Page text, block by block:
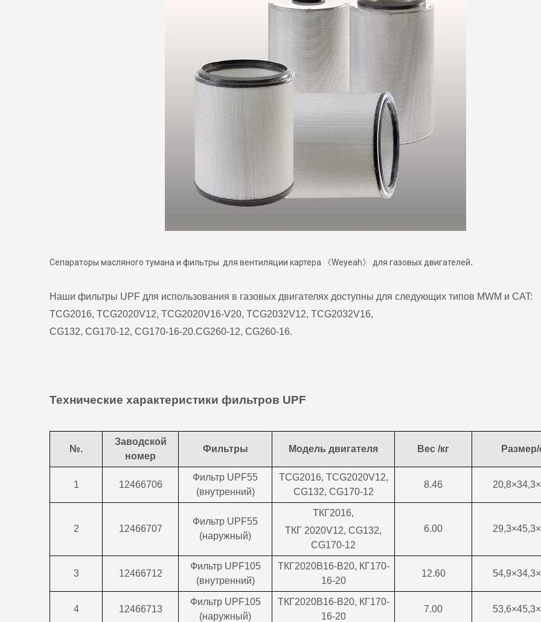
Сепараторы масляного тумана и фильтры для вентиляции картера 《Weyeah》 для газовых двигателей.
Наши фильтры UPF для использования в газовых двигателях доступны для следующих типов MWM и CAT:
TCG2016, TCG2020V12, TCG2020V16-V20, TCG2032V12, TCG2032V16,
CG132, CG170-12, CG170-16-20.CG260-12, CG260-16.
Технические характеристики фильтров UPF
№.
Заводской
номер
Фильтры Модель двигателя Вес /кг
1 12466706
Фильтр UPF55
(внутренний)
TCG2016, TCG2020V12,
CG132, CG170-12
8.46
2 12466707
Фильтр UPF55
(наружный)
ТКГ2016,
ТКГ 2020V12, CG132,
CG170-12
6.00
3 12466712
Фильтр UPF105
(внутренний)
ТКГ2020В16-В20, КГ170-
16-20
12.60
4 12466713
Фильтр UPF105
(наружный)
ТКГ2020В16-В20, КГ170-
16-20
7.00
Качественная замена
турбокомпрессора TPS52-F32 на
газовый двигатель MWM
Jenbacher 6 серии
для газового